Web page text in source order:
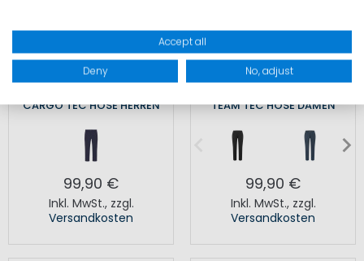
CARGO TEC HOSE HERREN
99,90 €
Inkl. MwSt., zzgl.
Versandkosten
TEAM TEC HOSE DAMEN
99,90 €
Inkl. MwSt., zzgl.
Versandkosten
Accept all
Deny No, adjust